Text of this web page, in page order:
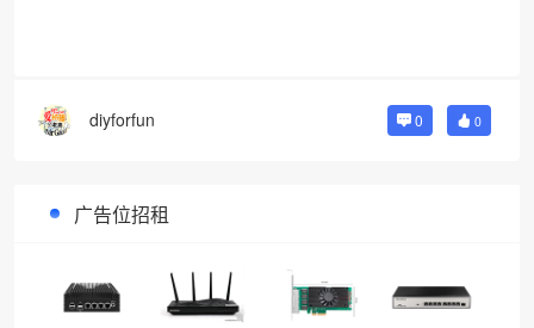
diyforfun 0 0
广告位招租